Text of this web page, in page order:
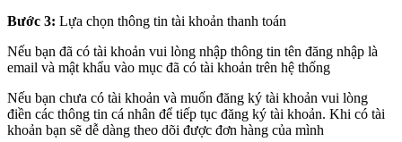
Bước 3: Lựa chọn thông tin tài khoản thanh toán
Nếu bạn đã có tài khoản vui lòng nhập thông tin tên đăng nhập là
email và mật khẩu vào mục đã có tài khoản trên hệ thống
Nếu bạn chưa có tài khoản và muốn đăng ký tài khoản vui lòng
điền các thông tin cá nhân để tiếp tục đăng ký tài khoản. Khi có tài
khoản bạn sẽ dễ dàng theo dõi được đơn hàng của mình